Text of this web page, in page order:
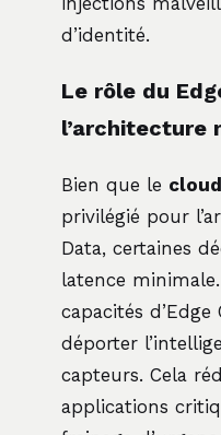
d’identité.
Le rôle du
l’architecture
Bien que le
privilégié pour
Data, certaines
latence
capacités
déporter
capteurs. Cela
applications